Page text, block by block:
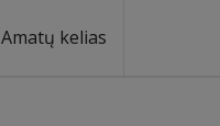
Amatų kelias